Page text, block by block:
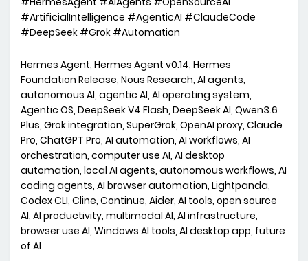
#ArtificialIntelligence #AgenticAI #ClaudeCode
#DeepSeek #Grok #Automation
Hermes Agent, Hermes Agent v0.14, Hermes
Foundation Release, Nous Research, AI agents,
autonomous AI, agentic AI, AI operating system,
Agentic OS, DeepSeek V4 Flash, DeepSeek AI, Qwen3.6
Plus, Grok integration, SuperGrok, OpenAI proxy, Claude
Pro, ChatGPT Pro, AI automation, AI workflows, AI
orchestration, computer use AI, AI desktop
automation, local AI agents, autonomous workflows, AI
coding agents, AI browser automation, Lightpanda,
Codex CLI, Cline, Continue, Aider, AI tools, open source
AI, AI productivity, multimodal AI, AI infrastructure,
browser use AI, Windows AI tools, AI desktop app, future
of AI